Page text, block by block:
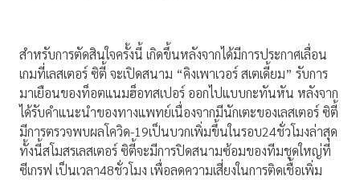
สำหรับการตัดสินใจครั้งนี้ เกิดขึ้นหลังจากได้มีการประกาศเลื่อน
เกมที่เลสเตอร์ ซิตี้ จะเปิดสนาม “คิงเพาเวอร์ สเตเดี้ยม” รับการ
มาเยือนของท็อตแนมฮ็อทสเปอร์ ออกไปแบบกะทันหัน หลังจาก
ได้รับคำแนะนำของทางแพทย์เนื่องจากมีนักเตะของเลสเตอร์ ซิตี้
มีการตรวจพบผลโควิด-19เป็นบวกเพิ่มขึ้นในรอบ24ชั่วโมงล่าสุด
ทั้งนี้สโมสรเลสเตอร์ ซิตี้จะมีการปิดสนามซ้อมของทีมชุดใหญ่ที่
ซีเกรฟ เป็นเวลา48ชั่วโมง เพื่อลดความเสี่ยงในการติดเชื้อเพิ่ม